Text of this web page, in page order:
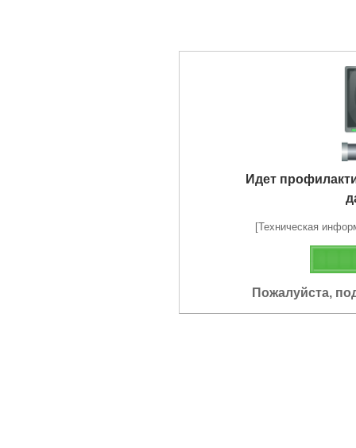
Идет
[Техническая
Пожалуйста,